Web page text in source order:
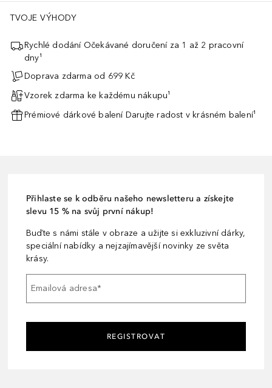
TVOJE VÝHODY
Rychlé dodání Očekávané doručení za 1 až 2 pracovní
dny¹
Doprava zdarma od 699 Kč
Vzorek zdarma ke každému nákupu¹
Prémiové dárkové balení Darujte radost v krásném balení¹
Přihlaste se k odběru našeho newsletteru a získejte
slevu 15 % na svůj první nákup!
Buďte s námi stále v obraze a užijte si exkluzivní dárky,
speciální nabídky a nejzajímavější novinky ze světa
krásy.
Emailová adresa*
REGISTROVAT